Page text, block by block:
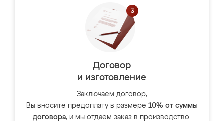
Договор
и изготовление
Заключаем договор,
Вы вносите предоплату в размере 10% от суммы
договора, и мы отдаём заказ в производство.